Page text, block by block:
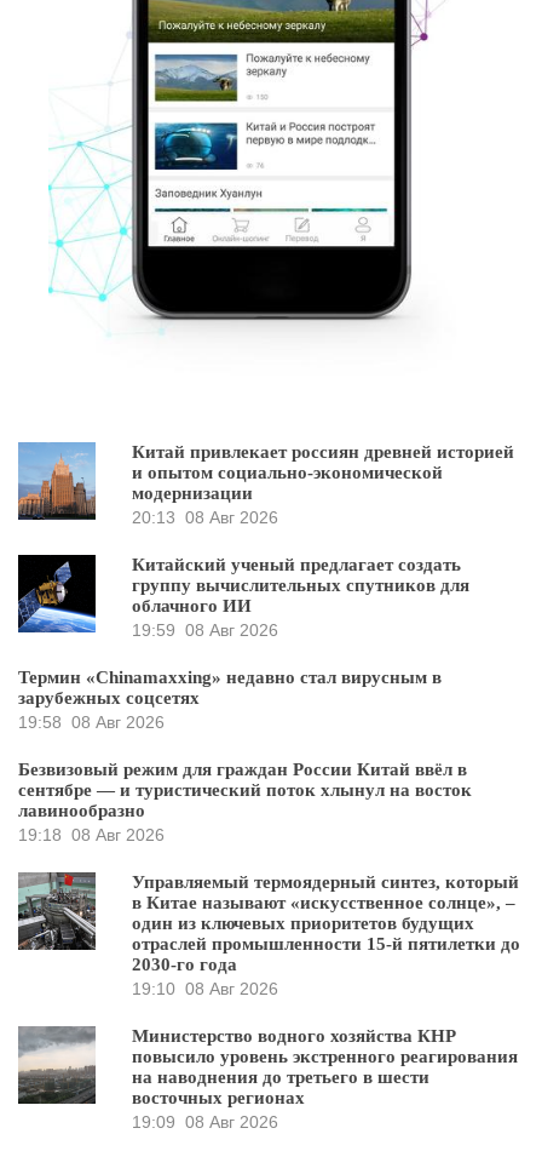
Китай привлекает россиян древней историей
и опытом социально-экономической
модернизации
20:13 08 Авг 2026
Китайский ученый предлагает создать
группу вычислительных спутников для
облачного ИИ
19:59 08 Авг 2026
Термин «Chinamaxxing» недавно стал вирусным в
зарубежных соцсетях
19:58 08 Авг 2026
Безвизовый режим для граждан России Китай ввёл в
сентябре — и туристический поток хлынул на восток
лавинообразно
19:18 08 Авг 2026
Управляемый термоядерный синтез, который
в Китае называют «искусственное солнце», –
один из ключевых приоритетов будущих
отраслей промышленности 15-й пятилетки до
2030-го года
19:10 08 Авг 2026
Министерство водного хозяйства КНР
повысило уровень экстренного реагирования
на наводнения до третьего в шести
восточных регионах
19:09 08 Авг 2026